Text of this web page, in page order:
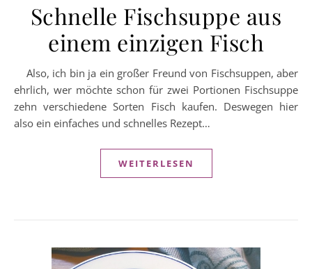
Schnelle Fischsuppe aus
einem einzigen Fisch
Also, ich bin ja ein großer Freund von Fischsuppen, aber
ehrlich, wer möchte schon für zwei Portionen Fischsuppe
zehn verschiedene Sorten Fisch kaufen. Deswegen hier
also ein einfaches und schnelles Rezept…
WEITERLESEN